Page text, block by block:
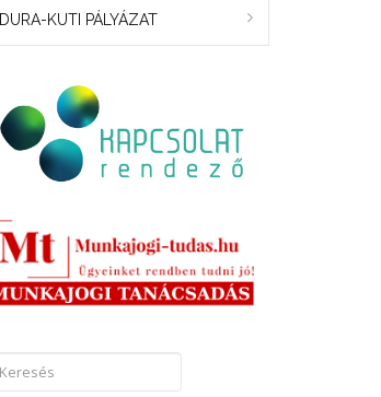
DURA-KUTI PÁLYÁZAT